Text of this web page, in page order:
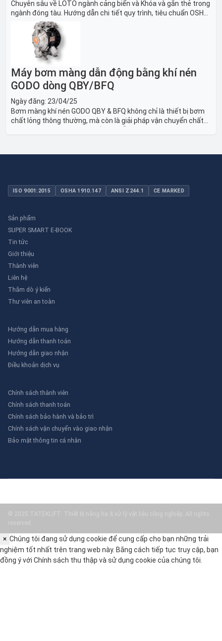
Chuyên sâu về LOTO ngành cảng biển và Khóa và gắn thẻ trong
ngành đóng tàu. Hướng dẫn chi tiết quy trình, tiêu chuẩn OSHA,
thiết bị và Giải pháp LOTO trong công nghiệp đóng tàu toàn
Máy bơm màng dẫn động bằng khí nén
GODO dòng QBY/BFQ
Ngày đăng: 23/04/25
Bơm màng khí nén GODO QBY & BFQ không chỉ là thiết bị bơm
chất lỏng thông thường, mà còn là giải pháp vận chuyển chất
ISO 9001:2015 OSHA 1910.147 ANSI Z244.1 CE MARKED
Sản phẩm
SUPER SMART E-BOOK
Tin tức
Giới thiệu
Thành viên
Liên hệ
Thăm dò ý kiến
Thư viên an toàn
Hướng dẫn mua hàng
Hướng dẫn thanh toán
Hướng dẫn giao nhận
Điều khoản dịch vụ
Chính sách thành viên
Chính sách thanh toán
Chính sách bảo hành và bảo trì
Chính sách vận chuyển vào giao nhận
Bảo mật thông tin cá nhân
© 2025 TATEKLIFT: Thiết bị nâng hạ & xử lý vật liệu công nghiệp. All rights
reserved.
× Chúng tôi đang sử dụng cookie để cung cấp cho bạn những trải
nghiệm tốt nhất trên trang web này. Bằng cách tiếp tục truy cập, bạn
đồng ý với Chính sách thu thập và sử dụng cookie của chúng tôi.